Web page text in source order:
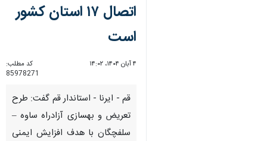
اتصال ۱۷ استان کشور
است
۴ آبان ۱۴۰۴، ۱۴:۰۲
کد مطلب:
85978271
قم - ایرنا - استاندار قم گفت: طرح
تعریض و بهسازی آزادراه ساوه –
سلفچگان با هدف افزایش ایمنی